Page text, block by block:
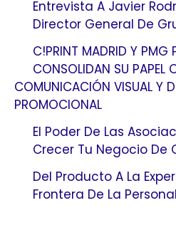
Entrevista A Javier
Director General De
C!PRINT MADRID Y PMG
CONSOLIDAN SU PAPEL
COMUNICACIÓN VISUAL Y
PROMOCIONAL
El Poder De Las
Crecer Tu Negocio De
Del Producto A La
Frontera De La